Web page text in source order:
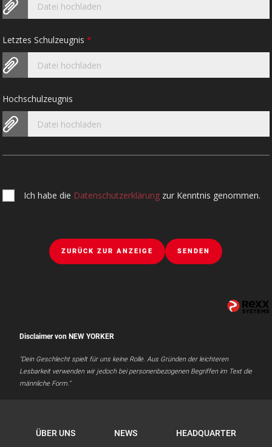
Datei hochladen
Letztes Schulzeugnis*
Datei hochladen
Hochschulzeugnis
Datei hochladen
Ich habe die Datenschutzerklärung zur Kenntnis genommen.
ZURÜCK ZUR ANZEIGE SENDEN
Disclaimer von NEW YORKER
"Dein Geschlecht spielt für uns keine Rolle. Aus Gründen der leichteren
Lesbarkeit verwenden wir jedoch bei personenbezogenen Begriffen im Text die
männliche Form."
ÜBER UNS NEWS HEADQUARTER